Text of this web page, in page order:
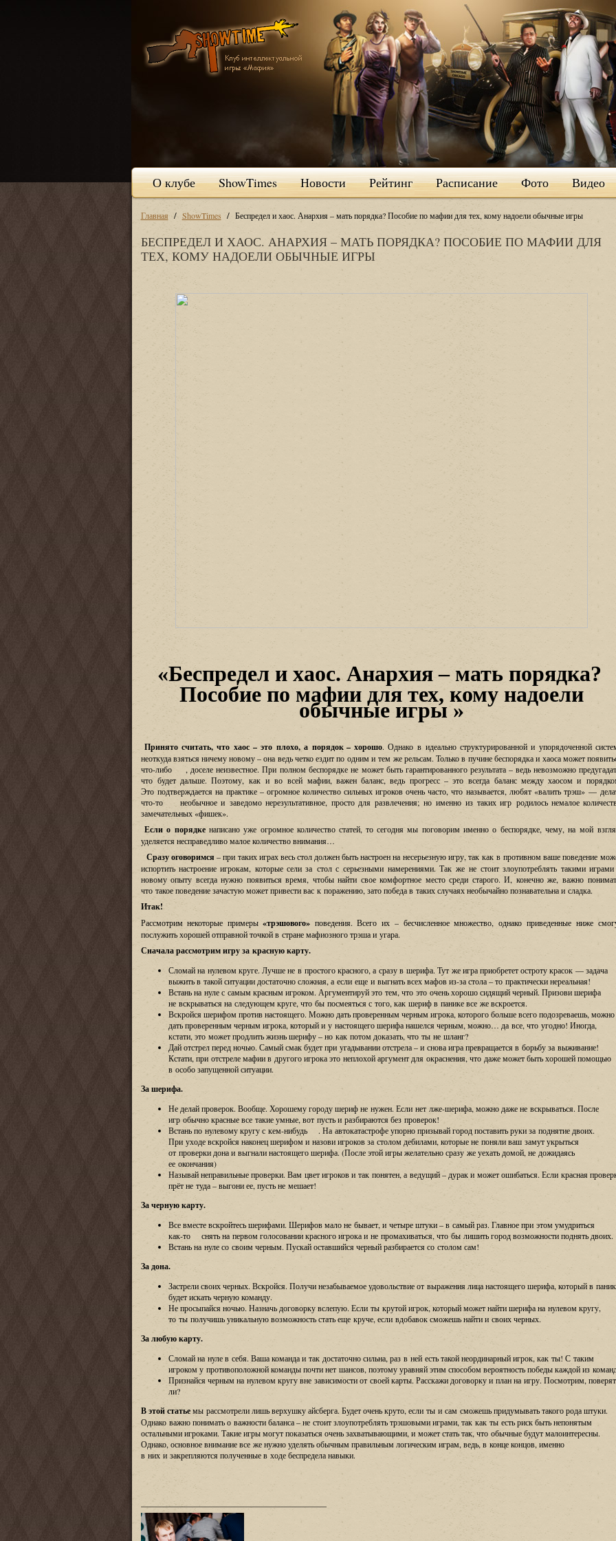
О клубе ShowTimes Новости Рейтинг Расписание Фото Видео
Главная / ShowTimes / Беспредел и хаос. Анархия – мать порядка? Пособие по мафии для тех, кому надоели обычные игры
БЕСПРЕДЕЛ И ХАОС. АНАРХИЯ – МАТЬ ПОРЯДКА? ПОСОБИЕ ПО МАФИИ ДЛЯ
ТЕХ, КОМУ НАДОЕЛИ ОБЫЧНЫЕ ИГРЫ
«Беспредел и хаос. Анархия – мать порядка?
Пособие по мафии для тех, кому надоели
обычные игры »
Принято считать, что хаос – это плохо, а порядок – хорошо. Однако в идеально структурированной и упорядоченной
неоткуда взяться ничему новому – она ведь четко ездит по одним и тем же рельсам. Только в пучине беспорядка и хаоса может
что-либо, доселе неизвестное. При полном беспорядке не может быть гарантированного результата – ведь невозможно
что будет дальше. Поэтому, как и во всей мафии, важен баланс, ведь прогресс – это всегда баланс между хаосом и
Это подтверждается на практике – огромное количество сильных игроков очень часто, что называется, любят «валить трэш» —
что-тонеобычное и заведомо нерезультативное, просто для развлечения; но именно из таких игр родилось немалое
замечательных «фишек».
Если о порядке написано уже огромное количество статей, то сегодня мы поговорим именно о беспорядке, чему, на мой
уделяется несправедливо малое количество внимания…
Сразу оговоримся – при таких играх весь стол должен быть настроен на несерьезную игру, так как в противном ваше поведение
испортить настроение игрокам, которые сели за стол с серьезными намерениями. Так же не стоит злоупотреблять такими
новому опыту всегда нужно появиться время, чтобы найти свое комфортное место среди старого. И, конечно же, важно
что такое поведение зачастую может привести вас к поражению, зато победа в таких случаях необычайно познавательна и сладка.
Итак!
Рассмотрим некоторые примеры «трэшового» поведения. Всего их – бесчисленное множество, однако приведенные ниже
послужить хорошей отправной точкой в стране мафиозного трэша и угара.
Сначала рассмотрим игру за красную карту.
Сломай на нулевом круге. Лучше не в простого красного, а сразу в шерифа. Тут же игра приобретет остроту красок — задача
выжить в такой ситуации достаточно сложная, а если еще и выгнать всех мафов из-за стола – то практически нереальная!
Встань на нуле с самым красным игроком. Аргументируй это тем, что это очень хорошо сидящий черный. Призови шерифа
не вскрываться на следующем круге, что бы посмеяться с того, как шериф в панике все же вскроется.
Вскройся шерифом против настоящего. Можно дать проверенным черным игрока, которого больше всего подозреваешь, можно
дать проверенным черным игрока, который и у настоящего шерифа нашелся черным, можно… да все, что угодно! Иногда,
кстати, это может продлить жизнь шерифу – но как потом доказать, что ты не шланг?
Дай отстрел перед ночью. Самый смак будет при угадывании отстрела – и снова игра превращается в борьбу за выживание!
Кстати, при отстреле мафии в другого игрока это неплохой аргумент для окраснения, что даже может быть хорошей помощью
в особо запущенной ситуации.
За шерифа.
Не делай проверок. Вообще. Хорошему городу шериф не нужен. Если нет лже-шерифа, можно даже не вскрываться. После
игр обычно красные все такие умные, вот пусть и разбираются без проверок!
Встань по нулевому кругу с кем-нибудь. На автокатастрофе упорно призывай город поставить руки за поднятие двоих.
При уходе вскройся наконец шерифом и назови игроков за столом дебилами, которые не поняли ваш замут укрыться
от проверки дона и выгнали настоящего шерифа. (После этой игры желательно сразу же уехать домой, не дожидаясь
ее окончания)
Называй неправильные проверки. Вам цвет игроков и так понятен, а ведущий – дурак и может ошибаться. Если красная
прёт не туда – выгони ее, пусть не мешает!
За черную карту.
Все вместе вскройтесь шерифами. Шерифов мало не бывает, и четыре штуки – в самый раз. Главное при этом умудриться
как-тоснять на первом голосовании красного игрока и не промахиваться, что бы лишить город возможности поднять двоих.
Встань на нуле со своим черным. Пускай оставшийся черный разбирается со столом сам!
За дона.
Застрели своих черных. Вскройся. Получи незабываемое удовольствие от выражения лица настоящего шерифа, который в
будет искать черную команду.
Не просыпайся ночью. Назначь договорку вслепую. Если ты крутой игрок, который может найти шерифа на нулевом кругу,
то ты получишь уникальную возможность стать еще круче, если вдобавок сможешь найти и своих черных.
За любую карту.
Сломай на нуле в себя. Ваша команда и так достаточно сильна, раз в ней есть такой неординарный игрок, как ты! С таким
игроком у противоположной команды почти нет шансов, поэтому уравняй этим способом вероятность победы каждой из
Признайся черным на нулевом кругу вне зависимости от своей карты. Расскажи договорку и план на игру. Посмотрим, поверят
ли?
В этой статьемы рассмотрели лишь верхушку айсберга. Будет очень круто, если ты и сам сможешь придумывать такого рода штуки.
Однако важно понимать о важности баланса – не стоит злоупотреблять трэшовыми играми, так как ты есть риск быть непонятым
остальными игроками. Такие игры могут показаться очень захватывающими, и может стать так, что обычные будут малоинтересны.
Однако, основное внимание все же нужно уделять обычным правильным логическим играм, ведь, в конце концов, именно
в них и закрепляются полученные в ходе беспредела навыки.
___________________